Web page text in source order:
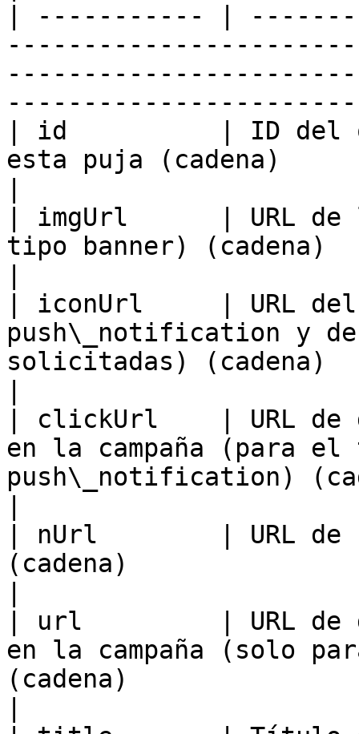
| ----------- |
| id          | ID del
esta puja (cadena)
| imgUrl      | URL de
tipo banner) (cadena)
| iconUrl     | URL
push\_notification y
solicitadas) (cadena)
| clickUrl    | URL de
en la campaña (para
push\_notification)
| nUrl        | URL de
(cadena)
| url         | URL de
en la campaña (solo
(cadena)